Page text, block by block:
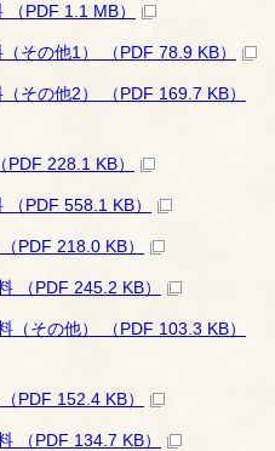
PDF 1.1 MB）
その他1） （PDF 78.9 KB）
その他2） （PDF 169.7 KB）
228.1 KB）
PDF 558.1 KB）
PDF 218.0 KB）
（PDF 245.2 KB）
その他） （PDF 103.3 KB）
PDF 152.4 KB）
（PDF 134.7 KB）